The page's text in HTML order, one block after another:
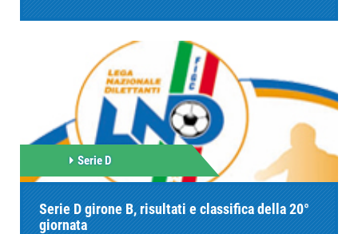
Serie D
Serie D girone B, risultati e classifica della 20°
giornata